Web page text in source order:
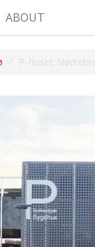
ABOUT
P-huset